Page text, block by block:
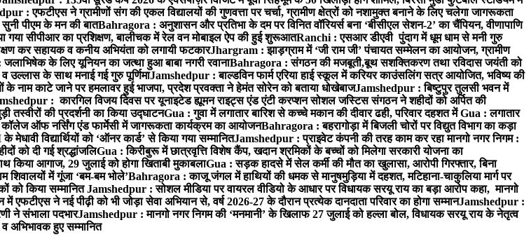
: एफटीएस ने ग्रामीणों संग की एकल विद्यालयों की गुणवत्ता पर चर्चा, ग्रामीण क्षेत्रों को नशामुक्त बनाने के लिए चलेगा जागरूकता
पीएम के मन की बातBahragora : अनुशासन और प्रतिभा के दम पर विनित वॉरियर्स बना ‘बीसीएल सेशन-2’ का चैंपियन, वीणापाणि
गया सीपीआर का प्रशिक्षण, बालीचक में रेल वन मोबाइल ऐप की हुई शुरूआतRanchi : एसआर डीएवी पुंदाग में धूम धाम से मनी गुरु
कर सहायक व कनीय अभियंता को लगायी फटकारJhargram : झाड़ग्राम में ‘जी राम जी’ पंचायत सम्मेलन का आयोजन, ग्रामीण
के लिए यूनियन का जत्था हुआ बाबा नगरी रवानाBahragora : संगठन की मजबूती,बूथ सशक्तिकरण तथा रविदास जयंती को
उल्लास के साथ मनाई गई गुरु पूर्णिमाJamshedpur : बाल्डविन फार्म एरिया हाई स्कूल में करियर काउंसलिंग सत्र आयोजित, भविष्य की
नाम काटे जाने पर हमलावर हुई भाजपा, प्रदेश प्रवक्ता ने हेमंत सोरेन को बताया धोखेबाजJamshedpur : बिष्टुपुर तुलसी भवन में
: कारगिल विजय दिवस पर यूनाइटेड ह्यूमन राइट्स एंड एंटी करप्शन सोशल जस्टिस संगठन ने शहीदों को अर्पित की
की प्रदर्शनी का किया उद्घाटनGua : गुवा में लगातार बारिश से कच्चे मकान की दीवार ढही, परिवार दहशत मेंGua : लगातार
कॉलेज ऑफ नर्सिंग एंड फार्मेसी में जागरूकता कार्यक्रम का आयोजनBahragora : बहरागोड़ा में बिजली चोरों पर विद्युत विभाग का कड़ा
विद्यार्थियों को ‘ऑनर कार्ड’ से किया गया सम्मानितJamshedpur : प्राइवेट कंपनी की तरह काम कर रहा मानगो नगर निगम :
को दी गई श्रद्धांजलिGua : किरीबुरू में छात्रवृत्ति विशेष कैंप, खदान श्रमिकों के बच्चों को मिलेगा सरकारी योजना का
आगाज, 29 जुलाई को होगा खिताबी मुकाबलाGua : सड़क हादसे में सेल कर्मी की मौत का खुलासा, आरोपी गिरफ्तार, बिना
में गूंजा ‘बम-बम भोले’Bahragora : काजू जंगल में हाथियों की धमक से मानुषमुड़िया में दहशत, मटिहाना-चाकुलिया मार्ग पर
को किया सम्मानितJamshedpur : सोशल मीडिया पर वायरल वीडियो के आधार पर विधायक सरयू राय का बड़ा आरोप कहा, मानगो
ने नई पीढ़ी को भी जोड़ा सेवा अभियान से, वर्ष 2026-27 के दौरान प्रत्येक दानदाता परिवार का होगा सम्मानJamshedpur :
ने संभाला पदभारJamshedpur : मानगो नगर निगम की ‘मनमानी’ के खिलाफ 27 जुलाई को हल्ला बोल, विधायक सरयू राय के नेतृत्व
अभिभावक हुए सम्मानित